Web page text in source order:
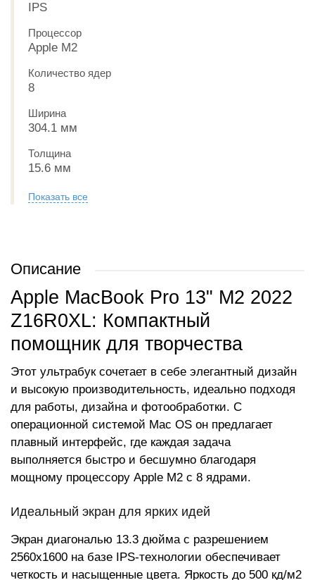
IPS
Процессор
Apple M2
Количество ядер
8
Ширина
304.1 мм
Толщина
15.6 мм
Показать все
Описание
Apple MacBook Pro 13" M2 2022
Z16R0XL: Компактный
помощник для творчества
Этот ультрабук сочетает в себе элегантный дизайн
и высокую производительность, идеально подходя
для работы, дизайна и фотообработки. С
операционной системой Mac OS он предлагает
плавный интерфейс, где каждая задача
выполняется быстро и бесшумно благодаря
мощному процессору Apple M2 с 8 ядрами.
Идеальный экран для ярких идей
Экран диагональю 13.3 дюйма с разрешением
2560x1600 на базе IPS-технологии обеспечивает
четкость и насыщенные цвета. Яркость до 500 кд/м2